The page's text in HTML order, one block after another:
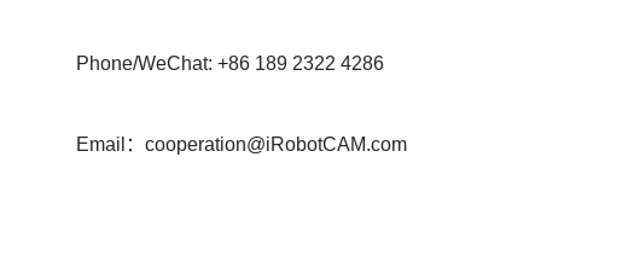
Phone/WeChat: +86 189 2322 4286
Email：cooperation@iRobotCAM.com